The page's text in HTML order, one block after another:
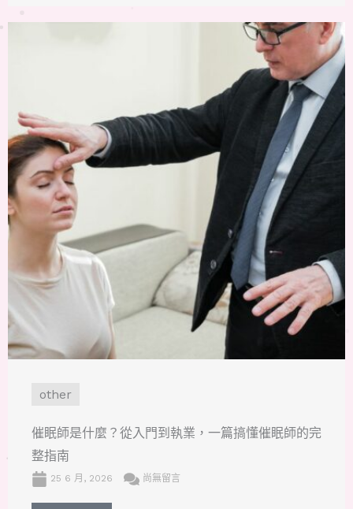
other
催眠師是什麼？從入門到執業，一篇搞懂催眠師的完
整指南
25 6 月, 2026 尚無留言